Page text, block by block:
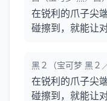
在锐利的爪子尖
碰擦到，就能让
黑２（宝可梦 黑２
在锐利的爪子尖
碰擦到，就能让